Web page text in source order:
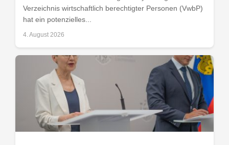
Verzeichnis wirtschaftlich berechtigter Personen (VwbP)
hat ein potenzielles...
4. August 2026